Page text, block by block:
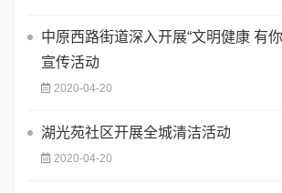
中原西路街道深入开展“文明健康 有
宣传活动
2020-04-20
湖光苑社区开展全城清洁活动
2020-04-20